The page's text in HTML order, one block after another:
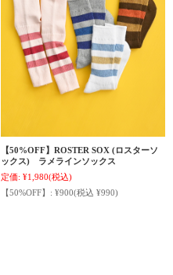
【50%OFF】ROSTER SOX (ロスターソ
ックス) ラメラインソックス
定価: ¥1,980(税込)
【50%OFF】: ¥900(税込 ¥990)